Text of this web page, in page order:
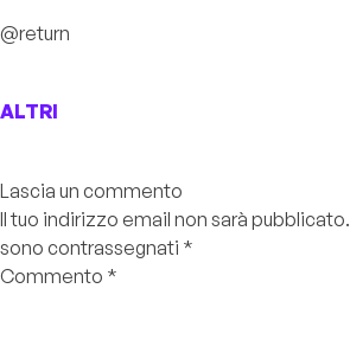
@return
ALTRI
Lascia un commento
Il tuo indirizzo email non sarà pubblicato.
sono contrassegnati *
Commento *